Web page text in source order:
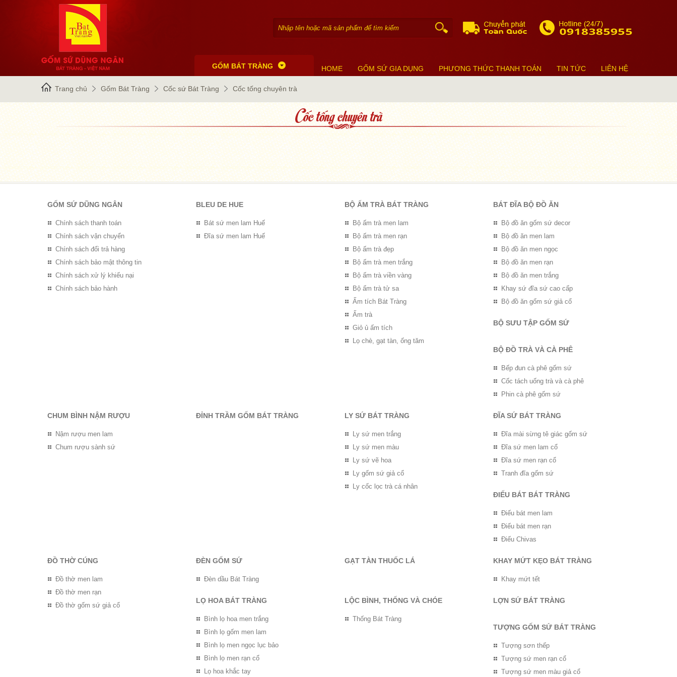
GỐM BÁT TRÀNG HOME GỐM SỨ GIA DỤNG PHƯƠNG THỨC THANH TOÁN TIN TỨC LIÊN HỆ
Trang chủ Gốm Bát Tràng Cốc sứ Bát Tràng Cốc tống chuyên trà
Cốc tống chuyên trà
GỐM SỨ DŨNG NGÂN
Chính sách thanh toán
Chính sách vận chuyển
Chính sách đổi trả hàng
Chính sách bảo mật thông tin
Chính sách xử lý khiếu nại
Chính sách bảo hành
BLEU DE HUE
Bát sứ men lam Huế
Đĩa sứ men lam Huế
BỘ ẤM TRÀ BÁT TRÀNG
Bộ ấm trà men lam
Bộ ấm trà men rạn
Bộ ấm trà đẹp
Bộ ấm trà men trắng
Bộ ấm trà viền vàng
Bộ ấm trà tử sa
Ấm tích Bát Tràng
Ấm trà
Giỏ ủ ấm tích
Lọ chè, gạt tàn, ống tăm
BÁT ĐĨA BỘ ĐỒ ĂN
Bộ đồ ăn gốm sứ decor
Bộ đồ ăn men lam
Bộ đồ ăn men ngọc
Bộ đồ ăn men rạn
Bộ đồ ăn men trắng
Khay sứ đĩa sứ cao cấp
Bộ đồ ăn gốm sứ giả cổ
BỘ SƯU TẬP GỐM SỨ
BỘ ĐỒ TRÀ VÀ CÀ PHÊ
Bếp đun cà phê gốm sứ
Cốc tách uống trà và cà phê
Phin cà phê gốm sứ
CHUM BÌNH NẬM RƯỢU
Nậm rượu men lam
Chum rượu sành sứ
ĐỈNH TRẦM GỐM BÁT TRÀNG LY SỨ BÁT TRÀNG
Ly sứ men trắng
Ly sứ men màu
Ly sứ vẽ hoa
Ly gốm sứ giả cổ
Ly cốc lọc trà cá nhân
ĐĨA SỨ BÁT TRÀNG
Đĩa mài sừng tê giác gốm sứ
Đĩa sứ men lam cổ
Đĩa sứ men rạn cổ
Tranh đĩa gốm sứ
ĐIẾU BÁT BÁT TRÀNG
Điếu bát men lam
Điếu bát men rạn
Điếu Chivas
ĐỒ THỜ CÚNG
Đồ thờ men lam
Đồ thờ men rạn
Đồ thờ gốm sứ giả cổ
ĐÈN GỐM SỨ
Đèn dầu Bát Tràng
GẠT TÀN THUỐC LÁ KHAY MỨT KẸO BÁT TRÀNG
Khay mứt tết
LỌ HOA BÁT TRÀNG
Bình lọ hoa men trắng
Bình lọ gốm men lam
Bình lọ men ngọc lục bảo
Bình lọ men rạn cổ
Lọ hoa khắc tay
LỘC BÌNH, THỐNG VÀ CHÓE
Thống Bát Tràng
LỢN SỨ BÁT TRÀNG
TƯỢNG GỐM SỨ BÁT TRÀNG
Tượng sơn thếp
Tượng sứ men rạn cổ
Tượng sứ men màu giả cổ